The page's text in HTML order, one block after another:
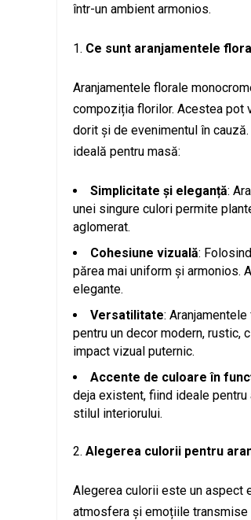
într-un ambient armonios.
Ce sunt aranjamentele
Aranjamentele florale
compoziția florilor. Acestea pot
dorit și de evenimentul în
ideală pentru masă:
Simplicitate și eleganță:
unei singure culori permite
aglomerat.
Cohesiune vizuală:
părea mai uniform și armonios.
elegante.
Versatilitate:
pentru un decor modern, rustic,
impact vizual puternic.
Accente de culoare în
deja existent, fiind ideale
stilul interiorului.
Alegerea culorii pentru
Alegerea culorii este un aspect
atmosfera și emoțiile transmise